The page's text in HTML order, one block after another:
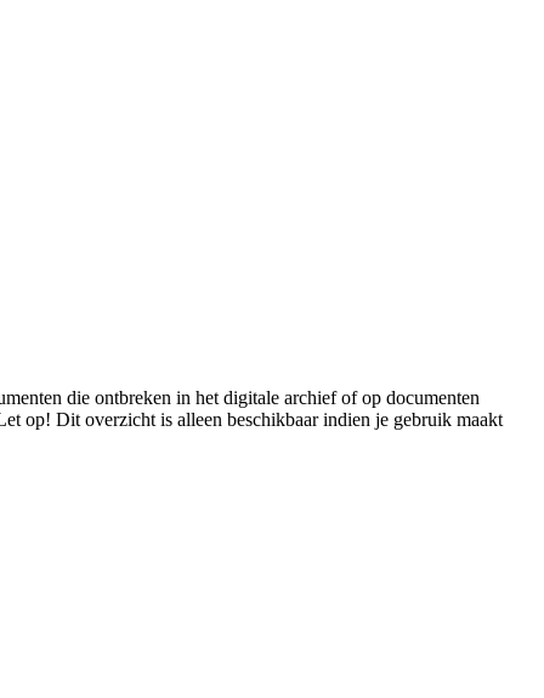
die ontbreken in het digitale archief of op documenten
op! Dit overzicht is alleen beschikbaar indien je gebruik maakt